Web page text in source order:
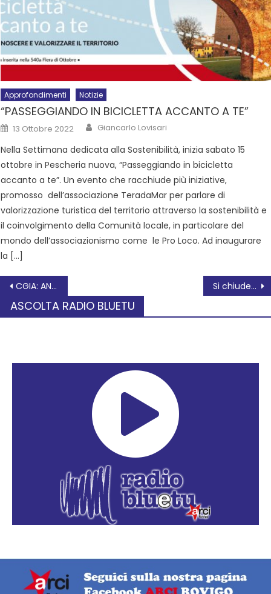
Approfondimenti Notizie
“PASSEGGIANDO IN BICICLETTA ACCANTO A TE”
13 Ottobre 2022 Giancarlo Lovisari
Nella Settimana dedicata alla Sostenibilità, inizia sabato 15
ottobre in Pescheria nuova, “Passeggiando in bicicletta
accanto a te”. Un evento che racchiude più iniziative,
promosso dell’associazione TeradaMar per parlare di
valorizzazione turistica del territorio attraverso la sostenibilità e
il coinvolgimento della Comunità locale, in particolare del
mondo dell’associazionismo come le Pro Loco. Ad inaugurare
la […]
CGIA: ANCHE NEL 2024, ASSIEME A LOMBARDIA ED EMILIA ROMAGNA, IL VENETO TRAINERA’ IL PAESE Si chiude in bellezza (ed amore) la Settimana dei diritti umani
ASCOLTA RADIO BLUETU